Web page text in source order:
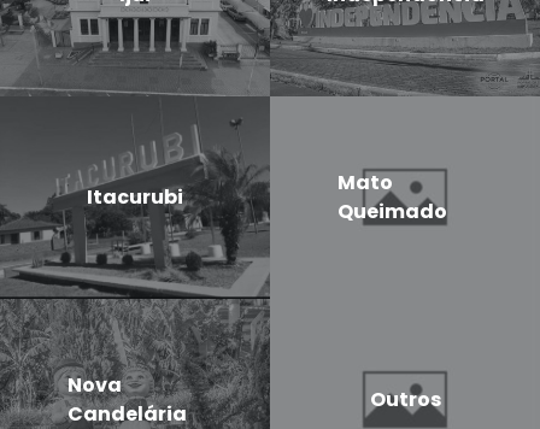
Itacurubi
Mato
Queimado
Nova
Candelária
Outros